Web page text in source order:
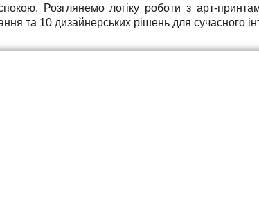
спокою. Розглянемо логіку роботи з арт-
та 10 дизайнерських рішень для сучасного